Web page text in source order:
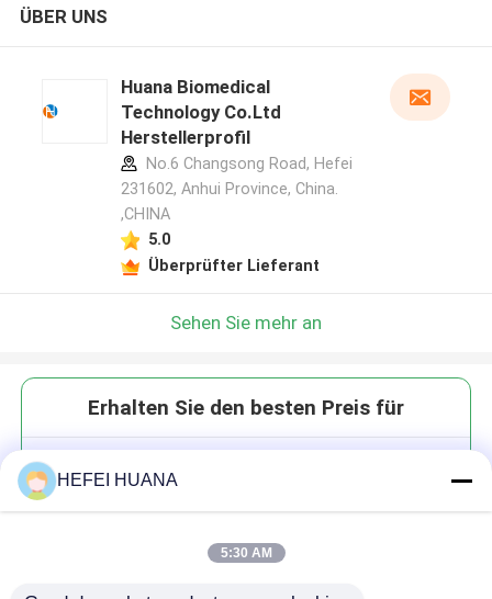
ÜBER UNS
Huana Biomedical
Technology Co.Ltd
Herstellerprofil
No.6 Changsong Road, Hefei
231602, Anhui Province, China.
,CHINA
5.0
Überprüfter Lieferant
Sehen Sie mehr an
Erhalten Sie den besten Preis für
HEFEI HUANA
5:30 AM